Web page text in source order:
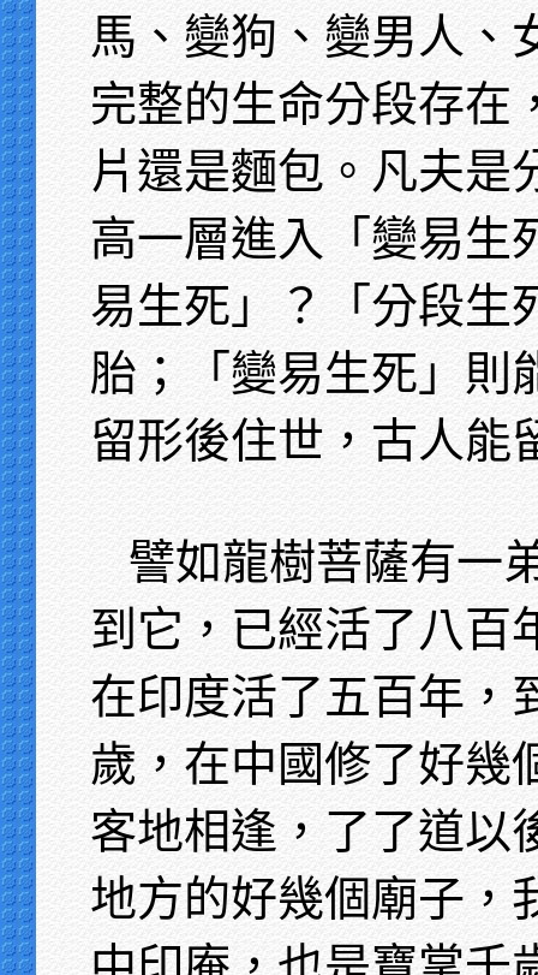
馬、變狗、變男人、
完整的生命分段存在
片還是麵包。凡夫是
高一層進入「變易生
易生死」？「分段生
胎；「變易生死」則
留形後住世，古人能
譬如龍樹菩薩有一
到它，已經活了八百
在印度活了五百年，
歲，在中國修了好幾
客地相逢，了了道以
地方的好幾個廟子，